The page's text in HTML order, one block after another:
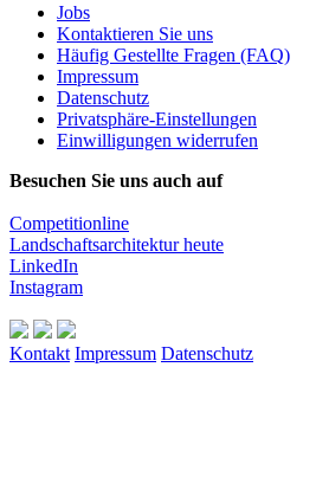
Jobs
Kontaktieren Sie uns
Häufig Gestellte Fragen (FAQ)
Impressum
Datenschutz
Privatsphäre-Einstellungen
Einwilligungen widerrufen
Besuchen Sie uns auch auf
Competitionline
Landschaftsarchitektur heute
LinkedIn
Instagram
Kontakt Impressum Datenschutz